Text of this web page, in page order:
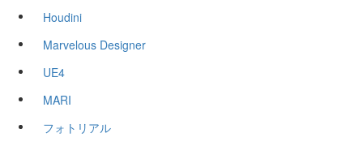
Houdini
Marvelous Designer
UE4
MARI
フォトリアル